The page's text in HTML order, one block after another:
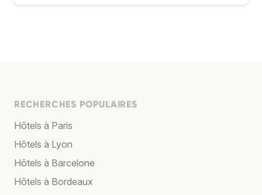
RECHERCHES POPULAIRES
Hôtels à Paris
Hôtels à Lyon
Hôtels à Barcelone
Hôtels à Bordeaux